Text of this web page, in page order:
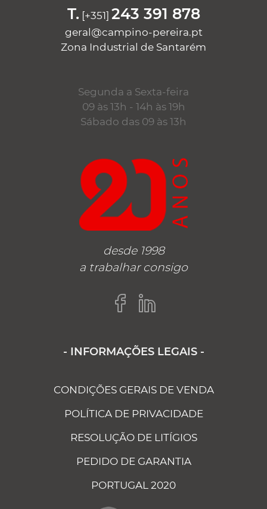
T. [+351] 243 391 878
geral@campino-pereira.pt
Zona Industrial de Santarém
Segunda a Sexta-feira
09 às 13h - 14h às 19h
Sábado das 09 às 13h
desde 1998
a trabalhar consigo
- INFORMAÇÕES LEGAIS -
CONDIÇÕES GERAIS DE VENDA
POLÍTICA DE PRIVACIDADE
RESOLUÇÃO DE LITÍGIOS
PEDIDO DE GARANTIA
PORTUGAL 2020